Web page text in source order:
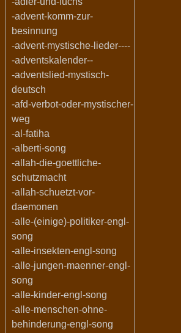
-advent-komm-zur-
besinnung
-advent-mystische-lieder----
-adventskalender--
-adventslied-mystisch-
deutsch
-afd-verbot-oder-mystischer-
weg
-al-fatiha
-alberti-song
-allah-die-goettliche-
schutzmacht
-allah-schuetzt-vor-
daemonen
-alle-(einige)-politiker-engl-
song
-alle-insekten-engl-song
-alle-jungen-maenner-engl-
song
-alle-kinder-engl-song
-alle-menschen-ohne-
behinderung-engl-song